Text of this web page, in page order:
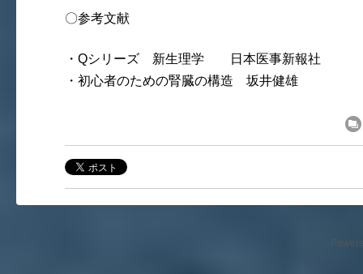
〇参考文献
・Qシリーズ 新生理学 日本医事新報社
・初心者のための腎臓の構造 坂井健雄